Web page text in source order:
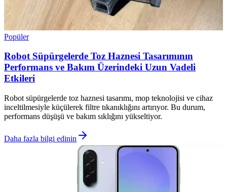
Popüler
Robot Süpürgelerde Toz Haznesi Tasarımının
Performans ve Bakım Üzerindeki Uzun Vadeli
Etkileri
Robot süpürgelerde toz haznesi tasarımı, mop teknolojisi ve cihaz
inceltilmesiyle küçülerek filtre tıkanıklığını artırıyor. Bu durum,
performans düşüşü ve bakım sıklığını yükseltiyor.
Daha fazla bilgi edinin